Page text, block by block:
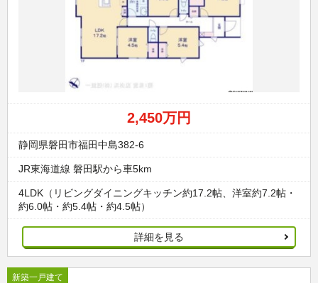
2,450万円
静岡県磐田市福田中島382-6
JR東海道線 磐田駅から車5km
4LDK（リビングダイニングキッチン約17.2帖、洋室約7.2帖・
約6.0帖・約5.4帖・約4.5帖）
詳細を見る
新築一戸建て